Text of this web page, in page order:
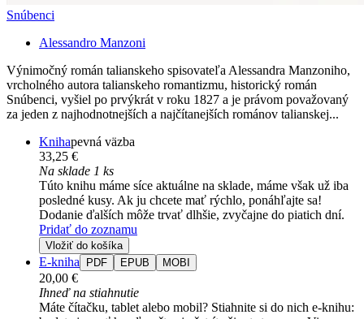
Snúbenci
Alessandro Manzoni
Výnimočný román talianskeho spisovateľa Alessandra Manzoniho,
vrcholného autora talianskeho romantizmu, historický román
Snúbenci, vyšiel po prvýkrát v roku 1827 a je právom považovaný
za jeden z najhodnotnejších a najčítanejších románov talianskej...
Knihapevná väzba
33,25 €
Na sklade 1 ks
Túto knihu máme síce aktuálne na sklade, máme však už iba
posledné kusy. Ak ju chcete mať rýchlo, ponáhľajte sa!
Dodanie ďalších môže trvať dlhšie, zvyčajne do piatich dní.
Pridať do zoznamu
Vložiť do košíka
E-kniha PDF EPUB MOBI
20,00 €
Ihneď na stiahnutie
Máte čítačku, tablet alebo mobil? Stiahnite si do nich e-knihu: